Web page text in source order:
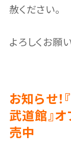
赦ください。
よろしくお願
お知らせ
武道館』
売中